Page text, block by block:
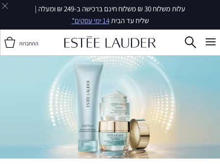
עלות משלוח 30 ₪ משלוח חינם ברכישה ב-249 ₪ ומעלה |
שליח עד הבית14 ימי עסקים*
התחברות